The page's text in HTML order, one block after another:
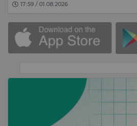
17:59 / 01.08.2026